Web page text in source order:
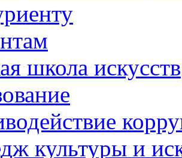
школа искусств
культуры и